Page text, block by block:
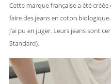
Cette marque française a été
faire des jeans en coton
j’ai pu en juger. Leurs jeans sont
Standard).